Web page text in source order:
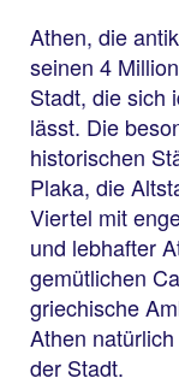
Athen, die
seinen 4
Stadt, die sich
lässt. Die
historischen
Plaka, die
Viertel mit
und lebhafter
gemütlichen
griechische
Athen
der Stadt.